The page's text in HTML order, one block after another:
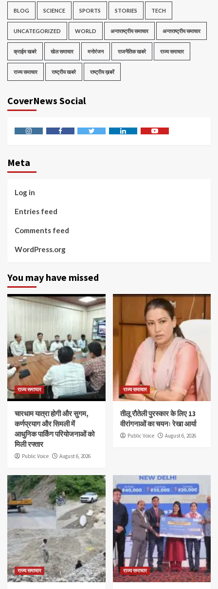
BLOG SCIENCE SPORTS STORIES TECH
UNCATEGORIZED WORLD अन्तराष्ट्रीय समाचार अन्तराष्ट्रीय समाचार
क्राईम खबरे खेल समाचार मनोरंजन राजनैतिक खबरे राज्य समाचार
राज्य समाचार राष्ट्रीय खबरे राष्ट्रीय ख़बरें
CoverNews Social
Meta
Log in
Entries feed
Comments feed
WordPress.org
You may have missed
राज्य समाचार
चारधाम यात्रा होगी और सुगम,
कर्णप्रयाग और सिमली में
आधुनिक पार्किंग परियोजनाओं को
मिली रफ्तार
Public Voice August 6, 2026
राज्य समाचार
तीलू रौतेली पुरस्कार के लिए 13
वीरांगनाओं का चयनः रेखा आर्या
Public Voice August 6, 2026
राज्य समाचार राज्य समाचार